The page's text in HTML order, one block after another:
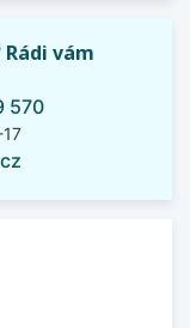
vám
570